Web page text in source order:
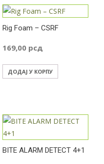
Rig Foam – CSRF
169,00 рсд
ДОДАЈ У КОРПУ
BITE ALARM DETECT 4+1